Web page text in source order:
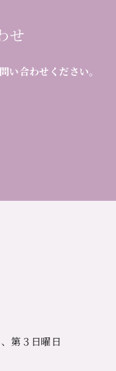
せ
い合わせください。
第３日曜日